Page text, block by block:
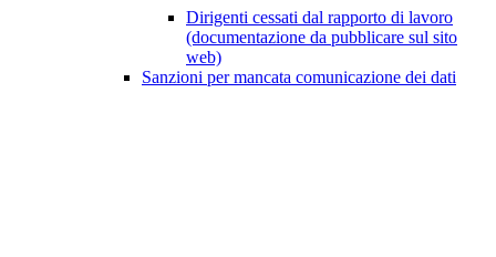
Dirigenti cessati dal rapporto di lavoro
(documentazione da pubblicare sul sito
web)
Sanzioni per mancata comunicazione dei dati